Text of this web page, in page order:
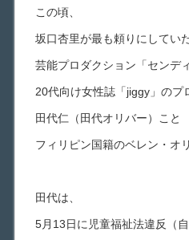
この頃、
坂口杏里が最も頼りにしてい
芸能プロダクション「センデ
20代向け女性誌「jiggy」のプ
田代仁（田代オリバー）こと
フィリピン国籍のベレン・オ
田代は、
5月13日に児童福祉法違反（